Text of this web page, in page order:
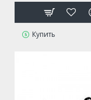
Купить